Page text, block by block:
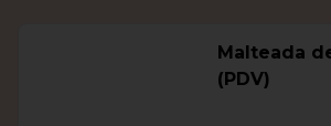
Malteada
(PDV)